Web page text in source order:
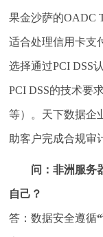
果金沙萨的OADC
适合处理信用卡支
选择通过PCI DSS
PCI DSS的技术要
等）。天下数据企
助客户完成合规审
问：非洲服务
自己？
答：数据安全遵循